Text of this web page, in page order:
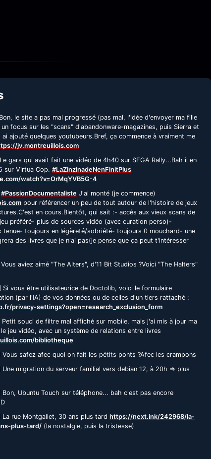
Bon, le site a pas mal progressé (pas mal, l'idée d'envoyer ma fille
focus sur les "scans" d'abandonware-magazines, puis Sierra et
ai ajouté quelques youtubeurs.Bref, ça commence à vraiment me
jv.montreuillois.com
Le gars qui avait fait une vidéo de 4h40 sur SEGA Rally...Bah il en
sur Virtua Cop.#LaZinzinadeNenFinitPlus
watch?v=OrMqYVB5G-4
#PassionDocumentaliste J'ai monté (je commence)
pour référencer un peu de tout autour de l'histoire de jeux
en cours.Bientôt, qui sait :- accès aux vieux scans de
préféré- plus de sources vidéo (avec curation perso)-
tenue- toujours en légèreté/sobriété- toujours 0 mouchard- une
des livres que je n'ai pas(je pense que ça peut t'intéresser
Vous aviez aimé "The Alters", d'11 Bit Studios ?Voici "The Halters"
Si vous être utilisateurice de Doctolib, voici le formulaire
(par l'IA) de vos données ou de celles d'un tiers rattaché :
privacy-settings?open=research_exclusion_form
Petit souci de filtre mal affiché sur mobile, mais j'ai mis à jour ma
jeu vidéo, avec un système de relations entre livres
bibliotheque
Vous safez afec quoi on fait les pétits ponts ?Afec les crampons
Une migration du serveur familial vers debian 12, à 20h => plus
Bon, Ubuntu Touch sur téléphone... bah c'est pas encore
La rue Montgallet, 30 ans plus tardhttps://next.ink/242968/la-
plus-tard/ (la nostalgie, puis la tristesse)